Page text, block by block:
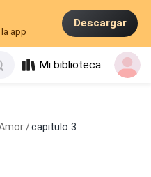
app
Descargar
Mi biblioteca
/capitulo 3